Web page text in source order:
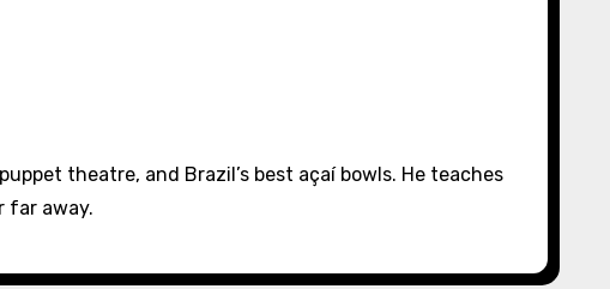
theatre, and Brazil’s best açaí bowls. He teaches
far away.